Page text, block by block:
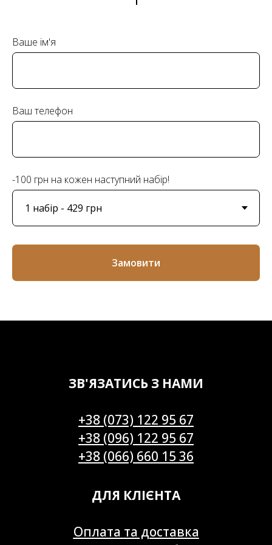
Ваше ім'я
Ваш телефон
-100 грн на кожен наступний набір!
Замовити
ЗВ'ЯЗАТИСЬ З НАМИ
+38 (073) 122 95 67
+38 (096) 122 95 67
+38 (066) 660 15 36
ДЛЯ КЛІЄНТА
Оплата та доставка